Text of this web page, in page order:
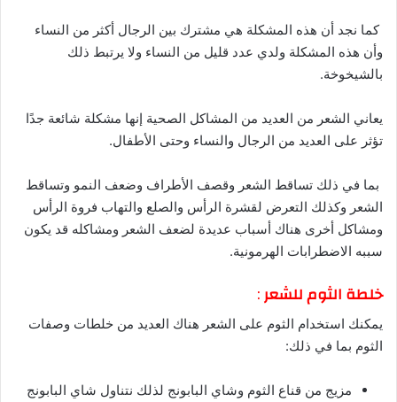
كما نجد أن هذه المشكلة هي مشترك بين الرجال أكثر من النساء
وأن هذه المشكلة ولدي عدد قليل من النساء ولا يرتبط ذلك
بالشيخوخة.
يعاني الشعر من العديد من المشاكل الصحية إنها مشكلة شائعة جدًا
تؤثر على العديد من الرجال والنساء وحتى الأطفال.
بما في ذلك تساقط الشعر وقصف الأطراف وضعف النمو وتساقط
الشعر وكذلك التعرض لقشرة الرأس والصلع والتهاب فروة الرأس
ومشاكل أخرى هناك أسباب عديدة لضعف الشعر ومشاكله قد يكون
سببه الاضطرابات الهرمونية.
خلطة الثوم للشعر:
يمكنك استخدام الثوم على الشعر هناك العديد من خلطات وصفات
الثوم بما في ذلك:
مزيج من قناع الثوم وشاي البابونج لذلك نتناول شاي البابونج